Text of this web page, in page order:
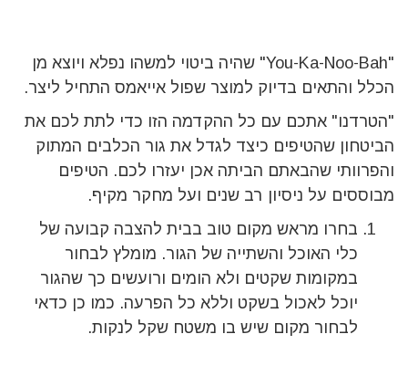
"You-Ka-Noo-Bah" שהיה ביטוי למשהו נפלא ויוצא מן
הכלל והתאים בדיוק למוצר שפול אייאמס התחיל ליצר.
"הטרדנו" אתכם עם כל ההקדמה הזו כדי לתת לכם את
הביטחון שהטיפים כיצד לגדל את גור הכלבים המתוק
והפרוותי שהבאתם הביתה אכן יעזרו לכם. הטיפים
מבוססים על ניסיון רב שנים ועל מחקר מקיף.
בחרו מראש מקום טוב בבית להצבה קבועה של
כלי האוכל והשתייה של הגור. מומלץ לבחור
במקומות שקטים ולא הומים ורועשים כך שהגור
יוכל לאכול בשקט וללא כל הפרעה. כמו כן כדאי
לבחור מקום שיש בו משטח שקל לנקות.